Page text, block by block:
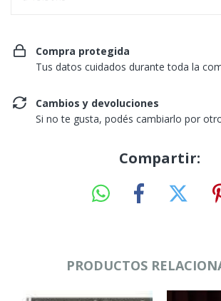
Compra protegida
Tus datos cuidados durante toda la
Cambios y devoluciones
Si no te gusta, podés cambiarlo por
Compartir:
PRODUCTOS